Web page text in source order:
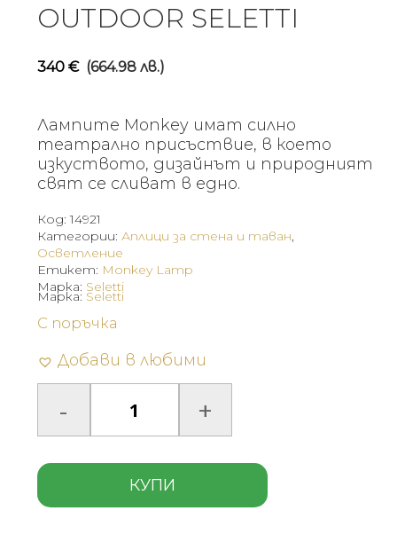
OUTDOOR SELETTI
340 € (664.98 лв.)
Лампите Monkey имат силно
театрално присъствие, в което
изкуството, дизайнът и природният
свят се сливат в едно.
Код:14921
Категории: Аплици за стена и таван,
Осветление
Етикет: Monkey Lamp
Марка: Seletti
С поръчка
Добави в любими
КУПИ
Марка: Seletti